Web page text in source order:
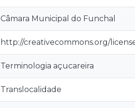
Câmara Municipal do Funchal
http://creativecommons.org/
Terminologia açucareira
Translocalidade